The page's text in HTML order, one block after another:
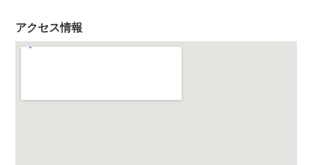
アクセス情報